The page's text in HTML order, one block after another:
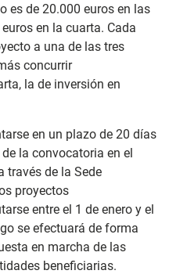
es de 20.000 euros en las
en la cuarta. Cada
a una de las tres
concurrir
la de inversión en
en un plazo de 20 días
la convocatoria en el
través de la Sede
proyectos
entre el 1 de enero y el
se efectuará de forma
en marcha de las
beneficiarias.